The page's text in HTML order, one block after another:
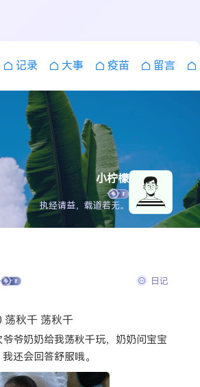
记录 大事 疫苗 留言
小柠檬
执经请益，载道若无。
日记
荡秋千 荡秋千
爷爷奶奶给我荡秋千玩，奶奶问宝宝
还会回答舒服哦。